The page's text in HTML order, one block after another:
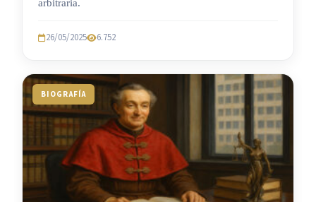
arbitraria.
26/05/2025 6.752
BIOGRAFÍA